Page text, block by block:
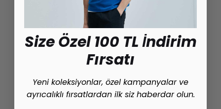
Size Özel 100 TL İndirim
Fırsatı
Yeni koleksiyonlar, özel kampanyalar ve
ayrıcalıklı fırsatlardan ilk siz haberdar olun.